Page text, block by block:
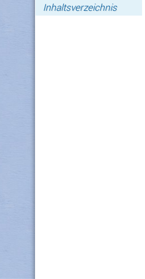
Inhaltsverzeichnis